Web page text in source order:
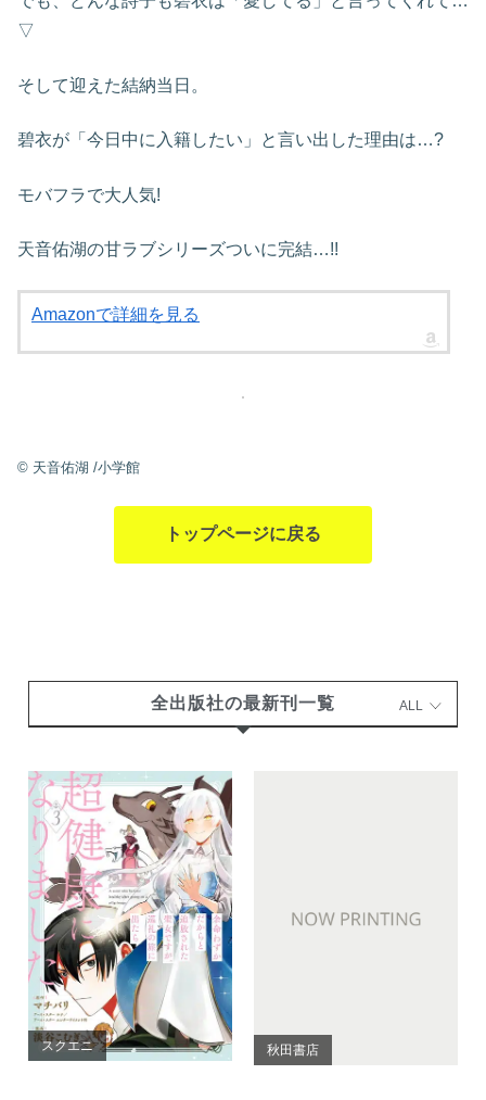
▽
そして迎えた結納当日。
碧衣が「今日中に入籍したい」と言い出した理由は…?
モバフラで大人気!
天音佑湖の甘ラブシリーズついに完結…!!
Amazonで詳細を見る
© 天音佑湖 /小学館
トップページに戻る
全出版社の最新刊一覧 ALL
スクエニ 秋田書店